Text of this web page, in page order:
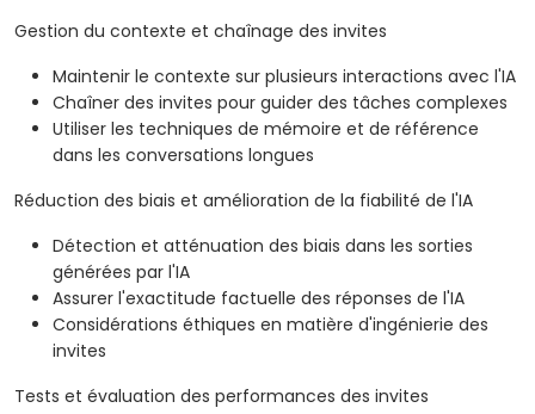
Gestion du contexte et chaînage des invites
Maintenir le contexte sur plusieurs interactions avec l'IA
Chaîner des invites pour guider des tâches complexes
Utiliser les techniques de mémoire et de référence
dans les conversations longues
Réduction des biais et amélioration de la fiabilité de l'IA
Détection et atténuation des biais dans les sorties
générées par l'IA
Assurer l'exactitude factuelle des réponses de l'IA
Considérations éthiques en matière d'ingénierie des
invites
Tests et évaluation des performances des invites